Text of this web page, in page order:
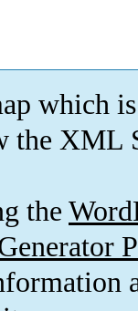
which is
the XML
the